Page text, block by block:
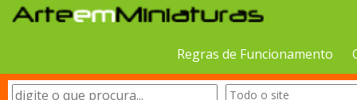
Regras de Funcionamento